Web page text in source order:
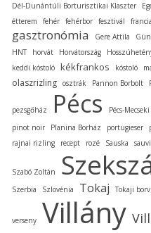
Dél-Dunántúli Borturisztikai Klaszter
étterem
fehér fehérbor fesztivál francia
gasztronómia Gere Attila
HNT
horvát Horvátország
keddi kóstoló kékfrankos kóstoló
olaszrizling osztrák Pannon Borbolt
pezsgőház Pécs Pécs-
pinot noir Planina Borház portugieser
rajnai rizling
recept rozé Sauska
Szabó Zoltán
Szerbia Szlovénia Tokaj Tokaji
verseny Villány